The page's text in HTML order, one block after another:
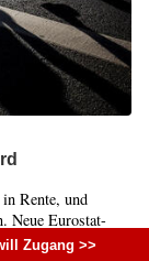
Rente, und
Neue Eurostat-
Zugang >>